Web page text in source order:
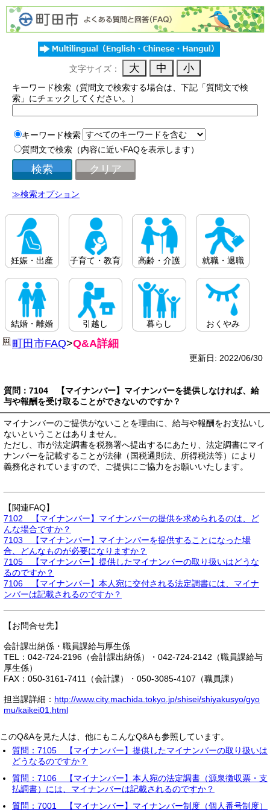
文字サイズ：
キーワード検索（質問文で検索する場合は、下記「質問文で検
索」にチェックしてください。）
キーワード検索
質問文で検索（内容に近いFAQを表示します）
≫検索オプション
妊娠・出産 子育て・教育 高齢・介護 就職・退職
結婚・離婚 引越し 暮らし おくやみ
町田市FAQ>Q&A詳細
更新日: 2022/06/30
質問：7104 【マイナンバー】マイナンバーを提供しなければ、給
与や報酬を受け取ることができないのですか？
マイナンバーのご提供がないことを理由に、給与や報酬をお支払いし
ないということはありません。
ただし、市が法定調書を税務署へ提出するにあたり、法定調書にマイ
ナンバーを記載することが法律（国税通則法、所得税法等）により
義務化されていますので、ご提供にご協力をお願いいたします。
【関連FAQ】
7102 【マイナンバー】マイナンバーの提供を求められるのは、ど
んな場合ですか？
7103 【マイナンバー】マイナンバーを提供することになった場
合、どんなものが必要になりますか？
7105 【マイナンバー】提供したマイナンバーの取り扱いはどうな
るのですか？
7106 【マイナンバー】本人宛に交付される法定調書には、マイナ
ンバーは記載されるのですか？
【お問合せ先】
会計課出納係・職員課給与厚生係
TEL：042-724-2196（会計課出納係）・042-724-2142（職員課給与
厚生係）
FAX：050-3161-7411（会計課）・050-3085-4107（職員課）
担当課詳細： http://www.city.machida.tokyo.jp/shisei/shiyakusyo/gyo
mu/kaikei01.html
このQ&Aを見た人は、他にもこんなQ&Aも参照しています。
質問：7105 【マイナンバー】提供したマイナンバーの取り扱いは
どうなるのですか？
質問：7106 【マイナンバー】本人宛の法定調書（源泉徴収票・支
払調書）には、マイナンバーは記載されるのですか？
質問：7001 【マイナンバー】マイナンバー制度（個人番号制度）